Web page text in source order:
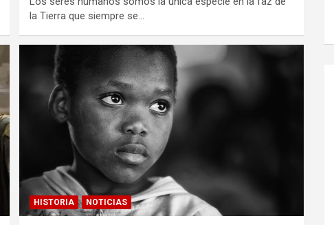
la Tierra que siempre se…
HISTORIA NOTICIAS